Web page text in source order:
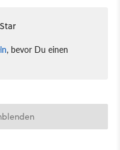
, bevor Du einen